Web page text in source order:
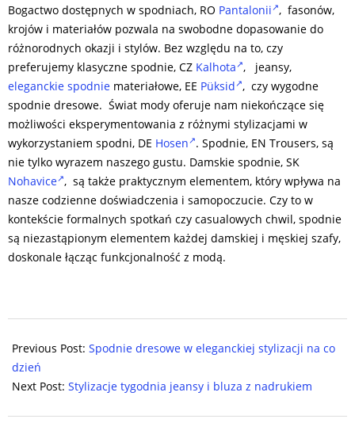
Bogactwo dostępnych w spodniach, RO Pantalonii , fasonów,
krojów i materiałów pozwala na swobodne dopasowanie do
różnorodnych okazji i stylów. Bez względu na to, czy
preferujemy klasyczne spodnie, CZ Kalhota , jeansy,
eleganckie spodnie materiałowe, EE Püksid , czy wygodne
spodnie dresowe. Świat mody oferuje nam niekończące się
możliwości eksperymentowania z różnymi stylizacjami w
wykorzystaniem spodni, DE Hosen . Spodnie, EN Trousers, są
nie tylko wyrazem naszego gustu. Damskie spodnie, SK
Nohavice , są także praktycznym elementem, który wpływa na
nasze codzienne doświadczenia i samopoczucie. Czy to w
kontekście formalnych spotkań czy casualowych chwil, spodnie
są niezastąpionym elementem każdej damskiej i męskiej szafy,
doskonale łącząc funkcjonalność z modą.
05-
26
Previous Post: Spodnie dresowe w eleganckiej stylizacji na co
dzień
Next Post: Stylizacje tygodnia jeansy i bluza z nadrukiem